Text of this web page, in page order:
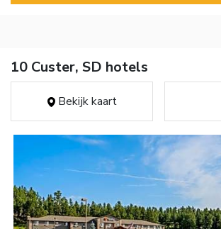
10 Custer, SD hotels
Bekijk kaart